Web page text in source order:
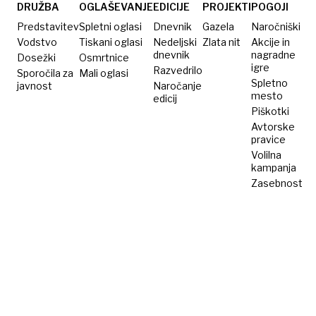
korupcija,
pravic
ni!
Katja
Mihelič
Sušnik
DRUŽBA
Predstavitev
Vodstvo
Dosežki
Sporočila za
javnost
OGLAŠEVANJE
Spletni oglasi
Tiskani oglasi
Osmrtnice
Mali oglasi
EDICIJE
Dnevnik
Nedeljski
dnevnik
Razvedrilo
Naročanje
edicij
PROJEKTI
Gazela
Zlata nit
POGOJI
Naročniški
Akcije in
nagradne
igre
Spletno
mesto
Piškotki
Avtorske
pravice
Volilna
kampanja
Zasebnost